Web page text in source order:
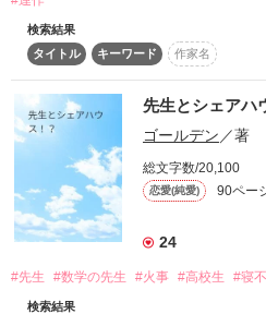
検索結果
タイトル
キーワード 作家名
先生とシェアハ
ゴールデン ／著
総文字数/20,100
恋愛(純愛) 90ペー
24
#先生 #数学の先生 #火事 #高校生 #寝
検索結果